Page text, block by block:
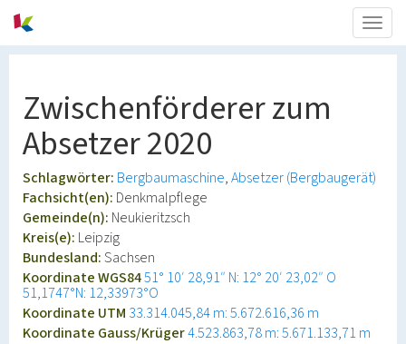
Zwischenförderer zum
Absetzer 2020
Schlagwörter: Bergbaumaschine Absetzer (Bergbaugerät)
Fachsicht(en): Denkmalpflege
Gemeinde(n): Neukieritzsch
Kreis(e): Leipzig
Bundesland:Sachsen
Koordinate WGS8451° 10′ 28,91″ N: 12° 20′ 23,02″ O
51,1747°N: 12,33973°O
Koordinate UTM 33.314.045,84 m: 5.672.616,36 m
Koordinate Gauss/Krüger4.523.863,78 m: 5.671.133,71 m